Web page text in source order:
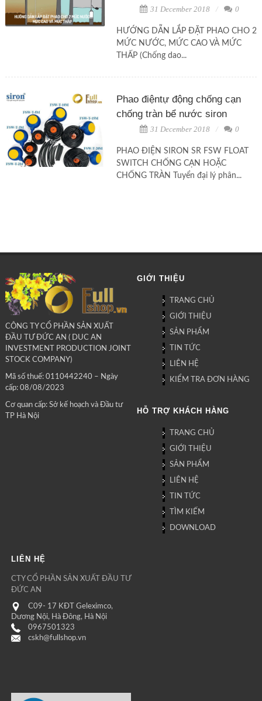
31 December 2018 0
HƯỚNG DẪN LẮP ĐẶT PHAO CHO 2
MỨC NƯỚC, MỨC CAO VÀ MỨC
THẤP (Chống dao...
Phao điệntự động chống cạn
chống tràn bể nước siron
31 December 2018 0
PHAO ĐIỆN SIRON SR FSW FLOAT
SWITCH CHỐNG CẠN HOẶC
CHỐNG TRÀN Tuyển đại lý phân...
CÔNG TY CỔ PHẦN SẢN XUẤT
ĐẦU TƯ ĐỨC AN ( DUC AN
INVESTMENT PRODUCTION JOINT
STOCK COMPANY)
Mã số thuế: 0110442240 – Ngày
cấp: 08/08/2023
Cơ quan cấp: Sở kế hoạch và Đầu tư
TP Hà Nội
GIỚI THIỆU
TRANG CHỦ
GIỚI THIỆU
SẢN PHẨM
TIN TỨC
LIÊN HỆ
KIỂM TRA ĐƠN HÀNG
HỖ TRỢ KHÁCH HÀNG
TRANG CHỦ
GIỚI THIỆU
SẢN PHẨM
LIÊN HỆ
TIN TỨC
TÌM KIẾM
DOWNLOAD
LIÊN HỆ
CTY CỔ PHẦN SẢN XUẤT ĐẦU TƯ
ĐỨC AN
C09- 17 KĐT Geleximco,
Dương Nội, Hà Đông, Hà Nội
0967501323
cskh@fullshop.vn